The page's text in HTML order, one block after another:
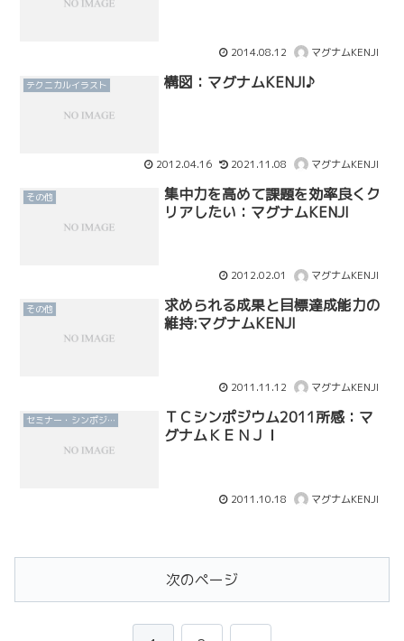
2014.08.12 マグナムKENJI
テクニカルイラスト 構図：マグナムKENJI♪
2012.04.16 2021.11.08 マグナムKENJI
その他
集中力を高めて課題を効率良くク
リアしたい：マグナムKENJI
2012.02.01 マグナムKENJI
その他
求められる成果と目標達成能力の
維持:マグナムKENJI
2011.11.12 マグナムKENJI
セミナー・シンポジウム
ＴＣシンポジウム2011所感：マ
グナムＫＥＮＪＩ
2011.10.18 マグナムKENJI
次のページ